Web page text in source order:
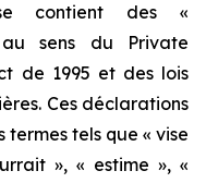
contient des «
sens du Private
de 1995 et des lois
Ces déclarations
tels que « vise
», « estime », «